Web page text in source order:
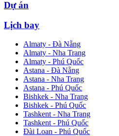
Dự án
Lịch bay
Almaty - Đà Nẵng
Almaty - Nha Trang
Almaty - Phú Quốc
Astana - Đà Nẵng
Astana - Nha Trang
Astana - Phú Quốc
Bishkek - Nha Trang
Bishkek - Phú Quốc
Tashkent - Nha Trang
Tashkent - Phú Quốc
Đài Loan - Phú Quốc